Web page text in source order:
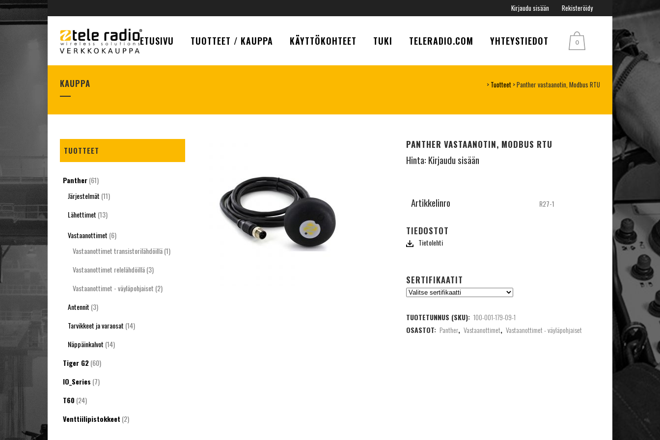
Kirjaudu sisään Rekisteröidy
0
ETUSIVU TUOTTEET / KAUPPA KÄYTTÖKOHTEET TUKI TELERADIO.COM YHTEYSTIEDOT
KAUPPA > Tuotteet >Panther vastaanotin, Modbus RTU
TUOTTEET
Panther(61)
Järjestelmät (11)
Lähettimet (13)
Vastaanottimet (6)
Vastaanottimet transistorilähdöillä(1)
Vastaanottimet relelähdöillä(3)
Vastaanottimet - väyläpohjaiset (2)
Antennit (3)
Tarvikkeet ja varaosat (14)
Näppäinkalvot (14)
Tiger G2(60)
IO_Series (7)
T60 (24)
Venttiilipistokkeet (2)
PANTHER VASTAANOTIN, MODBUS RTU
Hinta: Kirjaudu sisään
Artikkelinro R27-1
TIEDOSTOT
Tietolehti
SERTIFIKAATIT
TUOTETUNNUS (SKU): 100-001-179-09-1
OSASTOT: Panther, Vastaanottimet, Vastaanottimet - väyläpohjaiset